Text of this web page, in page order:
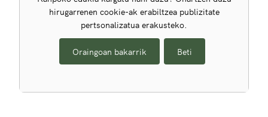
hirugarrenen cookie-ak erabiltzea publizitate
pertsonalizatua erakusteko.
Oraingoan bakarrik Beti